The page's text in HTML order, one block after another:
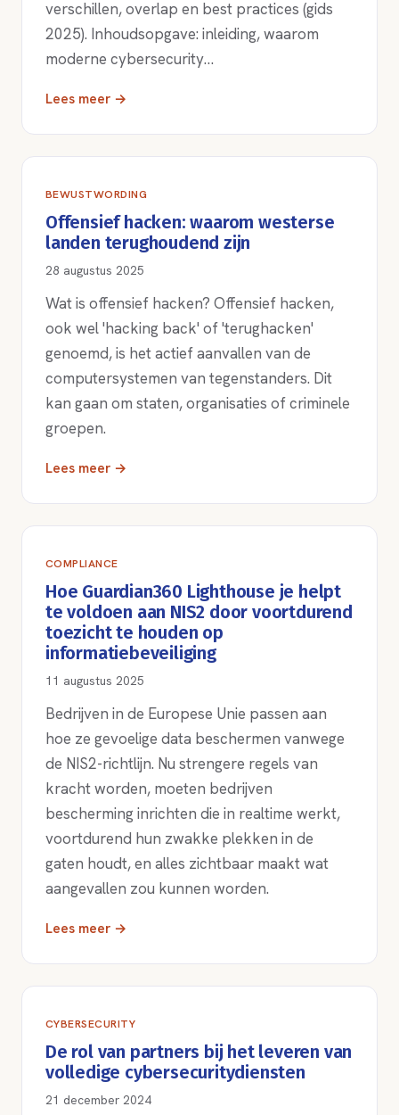
verschillen, overlap en best practices (gids
2025). Inhoudsopgave: inleiding, waarom
moderne cybersecurity…
Lees meer →
BEWUSTWORDING
Offensief hacken: waarom westerse
landen terughoudend zijn
28 augustus 2025
Wat is offensief hacken? Offensief hacken,
ook wel 'hacking back' of 'terughacken'
genoemd, is het actief aanvallen van de
computersystemen van tegenstanders. Dit
kan gaan om staten, organisaties of criminele
groepen.
Lees meer →
COMPLIANCE
Hoe Guardian360 Lighthouse je helpt
te voldoen aan NIS2 door voortdurend
toezicht te houden op
informatiebeveiliging
11 augustus 2025
Bedrijven in de Europese Unie passen aan
hoe ze gevoelige data beschermen vanwege
de NIS2-richtlijn. Nu strengere regels van
kracht worden, moeten bedrijven
bescherming inrichten die in realtime werkt,
voortdurend hun zwakke plekken in de
gaten houdt, en alles zichtbaar maakt wat
aangevallen zou kunnen worden.
Lees meer →
CYBERSECURITY
De rol van partners bij het leveren van
volledige cybersecuritydiensten
21 december 2024